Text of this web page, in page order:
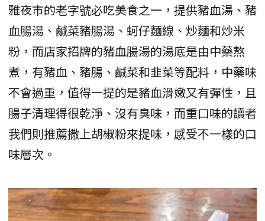
雅夜市的老字號必吃美食之一，提供豬血湯、豬
血腸湯、鹹菜豬腸湯、蚵仔麵線、炒麵和炒米
粉，而店家招牌的豬血腸湯的湯底是由中藥熬
煮，有豬血、豬腸、鹹菜和韭菜等配料，中藥味
不會過重，值得一提的是豬血滑嫩又有彈性，且
腸子清理得很乾淨、沒有臭味，而重口味的讀者
我們則推薦撒上胡椒粉來提味，感受不一樣的口
味層次。